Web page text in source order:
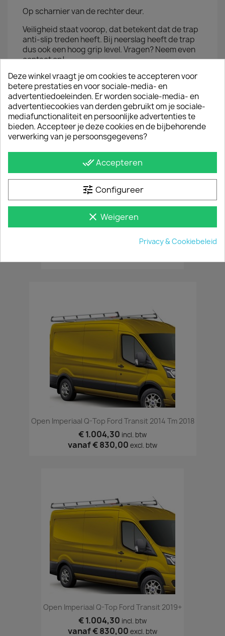
Op scharnier van de rechter deur.
Veiligheid staat voorop, dat betekent dat de trap
anti-slip treden heeft. Bij neerslag heeft de trap
dus ook een hoog grip level. Vragen? Neem even
contact op!
JE BENT MISSCHIEN OOK GEÏNTERESSEERD IN
Open Imperiaal Q-Top Ford Transit 2014 Tm 2018
€ 1.004,30 incl. btw
vanaf€ 830,00 excl. btw
Open Imperiaal Q-Top Ford Transit 2019+
€ 1.004,30 incl. btw
vanaf€ 830,00 excl. btw
Deze winkel vraagt je om cookies te accepteren voor
betere prestaties en voor sociale-media- en
advertentiedoeleinden. Er worden sociale-media- en
advertentiecookies van derden gebruikt om je sociale-
mediafunctionaliteit en persoonlijke advertenties te
bieden. Accepteer je deze cookies en de bijbehorende
verwerking van je persoonsgegevens?
done_allAccepteren
tune Configureer
clear Weigeren
Privacy & Cookiebeleid